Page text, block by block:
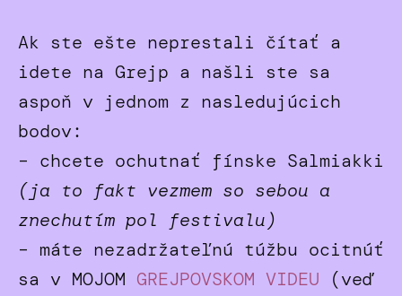
Ak ste ešte neprestali čítať a
idete na Grejp a našli ste sa
aspoň v jednom z nasledujúcich
bodov:
– chcete ochutnať fínske Salmiakki
(ja to fakt vezmem so sebou a
znechutím pol festivalu)
– máte nezadržateľnú túžbu ocitnúť
sa v MOJOM GREJPOVSKOM VIDEU (veď